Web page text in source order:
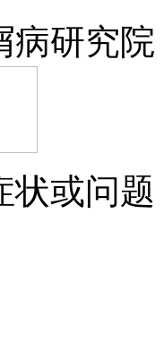
病研究院
或问